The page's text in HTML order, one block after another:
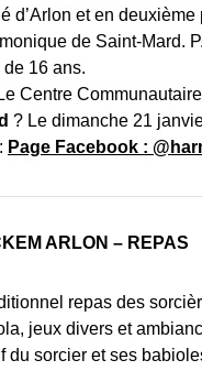
d’Arlon et en
de Saint-Mard.
de 16 ans.
Centre
? Le dimanche 21
: Page Facebook :
ARLON – REPAS
repas des
jeux divers et
du sorcier et ses